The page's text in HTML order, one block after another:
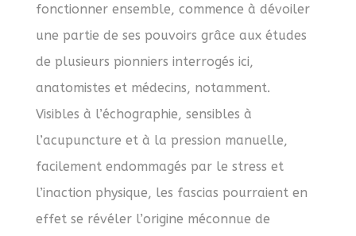
fonctionner ensemble, commence à dévoiler
une partie de ses pouvoirs grâce aux études
de plusieurs pionniers interrogés ici,
anatomistes et médecins, notamment.
Visibles à l’échographie, sensibles à
l’acupuncture et à la pression manuelle,
facilement endommagés par le stress et
l’inaction physique, les fascias pourraient en
effet se révéler l’origine méconnue de